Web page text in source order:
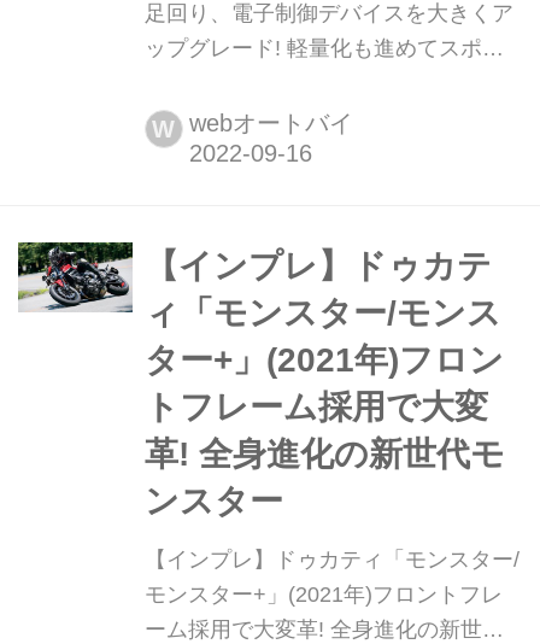
足回り、電子制御デバイスを大きくア
ップグレード! 軽量化も進めてスポー
カティは新型車「モンスターSP」を発
表した。
W webオートバイ
【インプレ】ドゥカテ
ィ「モンスター/モンス
ター+」(2021年)フロン
トフレーム採用で大変
革! 全身進化の新世代モ
ンスター
【インプレ】ドゥカティ「モンスター/
モンスター+」(2021年)フロントフレ
ーム採用で大変革! 全身進化の新世代